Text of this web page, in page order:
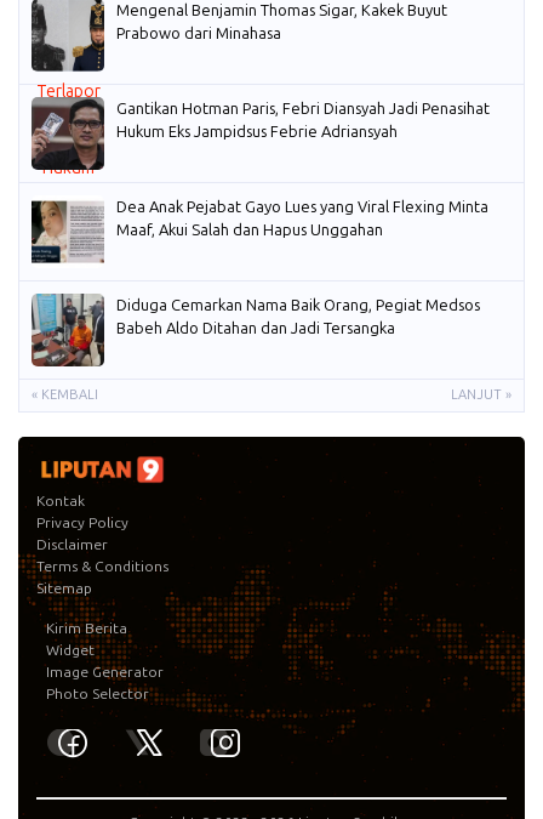
Mengenal Benjamin Thomas Sigar, Kakek Buyut
Prabowo dari Minahasa
Gantikan Hotman Paris, Febri Diansyah Jadi Penasihat
Hukum Eks Jampidsus Febrie Adriansyah
Dea Anak Pejabat Gayo Lues yang Viral Flexing Minta
Maaf, Akui Salah dan Hapus Unggahan
Diduga Cemarkan Nama Baik Orang, Pegiat Medsos
Babeh Aldo Ditahan dan Jadi Tersangka
« KEMBALI LANJUT »
Kontak
Privacy Policy
Disclaimer
Terms & Conditions
Sitemap
Kirim Berita
Widget
Image Generator
Photo Selector